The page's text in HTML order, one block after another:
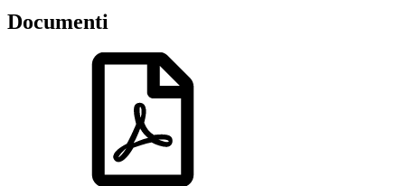
Documenti